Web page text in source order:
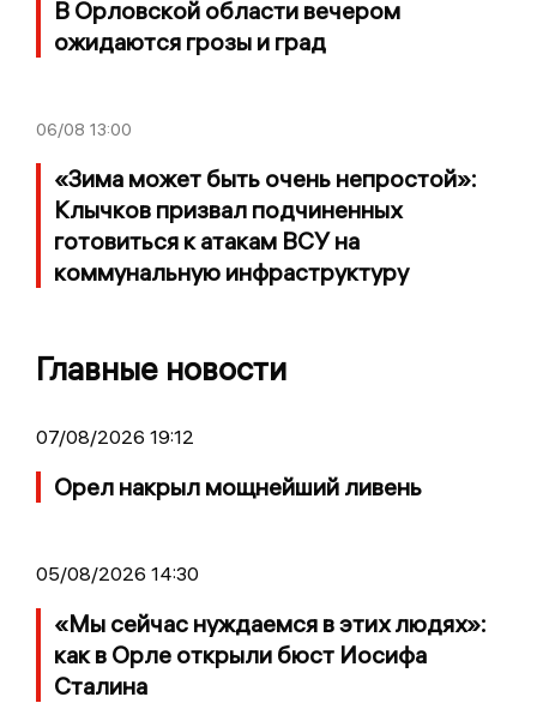
В Орловской области вечером
ожидаются грозы и град
06/08 13:00
«Зима может быть очень непростой»:
Клычков призвал подчиненных
готовиться к атакам ВСУ на
коммунальную инфраструктуру
Главные новости
07/08/2026 19:12
Орел накрыл мощнейший ливень
05/08/2026 14:30
«Мы сейчас нуждаемся в этих людях»:
как в Орле открыли бюст Иосифа
Сталина